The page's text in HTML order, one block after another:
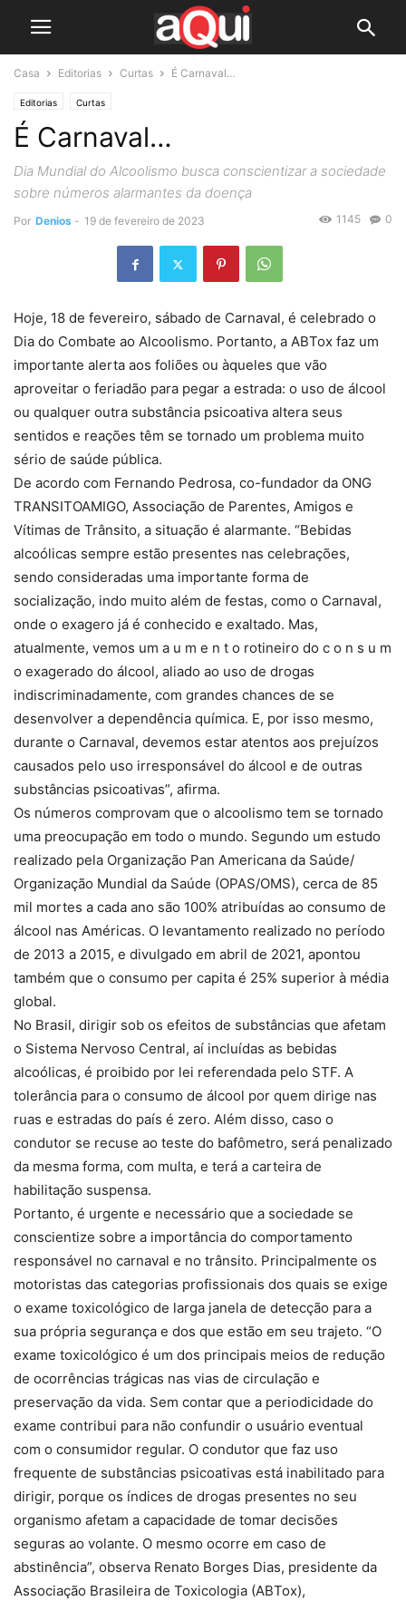
Casa Editorias Curtas É Carnaval…
Editorias Curtas
É Carnaval…
Dia Mundial do Alcoolismo busca conscientizar a sociedade
sobre números alarmantes da doença
Por Denios - 19 de fevereiro de 2023 0
1145
Hoje, 18 de fevereiro, sábado de Carnaval, é celebrado o
Dia do Combate ao Alcoolismo. Portanto, a ABTox faz um
importante alerta aos foliões ou àqueles que vão
aproveitar o feriadão para pegar a estrada: o uso de álcool
ou qualquer outra substância psicoativa altera seus
sentidos e reações têm se tornado um problema muito
sério de saúde pública.
De acordo com Fernando Pedrosa, co-fundador da ONG
TRANSITOAMIGO, Associação de Parentes, Amigos e
Vítimas de Trânsito, a situação é alarmante. “Bebidas
alcoólicas sempre estão presentes nas celebrações,
sendo consideradas uma importante forma de
socialização, indo muito além de festas, como o Carnaval,
onde o exagero já é conhecido e exaltado. Mas,
atualmente, vemos um a u m e n t o rotineiro do c o n s u m
o exagerado do álcool, aliado ao uso de drogas
indiscriminadamente, com grandes chances de se
desenvolver a dependência química. E, por isso mesmo,
durante o Carnaval, devemos estar atentos aos prejuízos
causados pelo uso irresponsável do álcool e de outras
substâncias psicoativas”, afirma.
Os números comprovam que o alcoolismo tem se tornado
uma preocupação em todo o mundo. Segundo um estudo
realizado pela Organização Pan Americana da Saúde/
Organização Mundial da Saúde (OPAS/OMS), cerca de 85
mil mortes a cada ano são 100% atribuídas ao consumo de
álcool nas Américas. O levantamento realizado no período
de 2013 a 2015, e divulgado em abril de 2021, apontou
também que o consumo per capita é 25% superior à média
global.
No Brasil, dirigir sob os efeitos de substâncias que afetam
o Sistema Nervoso Central, aí incluídas as bebidas
alcoólicas, é proibido por lei referendada pelo STF. A
tolerância para o consumo de álcool por quem dirige nas
ruas e estradas do país é zero. Além disso, caso o
condutor se recuse ao teste do bafômetro, será penalizado
da mesma forma, com multa, e terá a carteira de
habilitação suspensa.
Portanto, é urgente e necessário que a sociedade se
conscientize sobre a importância do comportamento
responsável no carnaval e no trânsito. Principalmente os
motoristas das categorias profissionais dos quais se exige
o exame toxicológico de larga janela de detecção para a
sua própria segurança e dos que estão em seu trajeto. “O
exame toxicológico é um dos principais meios de redução
de ocorrências trágicas nas vias de circulação e
preservação da vida. Sem contar que a periodicidade do
exame contribui para não confundir o usuário eventual
com o consumidor regular. O condutor que faz uso
frequente de substâncias psicoativas está inabilitado para
dirigir, porque os índices de drogas presentes no seu
organismo afetam a capacidade de tomar decisões
seguras ao volante. O mesmo ocorre em caso de
abstinência”, observa Renato Borges Dias, presidente da
Associação Brasileira de Toxicologia (ABTox),